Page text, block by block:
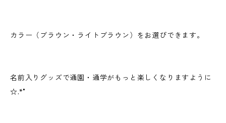
カラー（ブラウン・ライトブラウン）をお選びできます。
名前入りグッズで通園・通学がもっと楽しくなりますように
☆.*˚